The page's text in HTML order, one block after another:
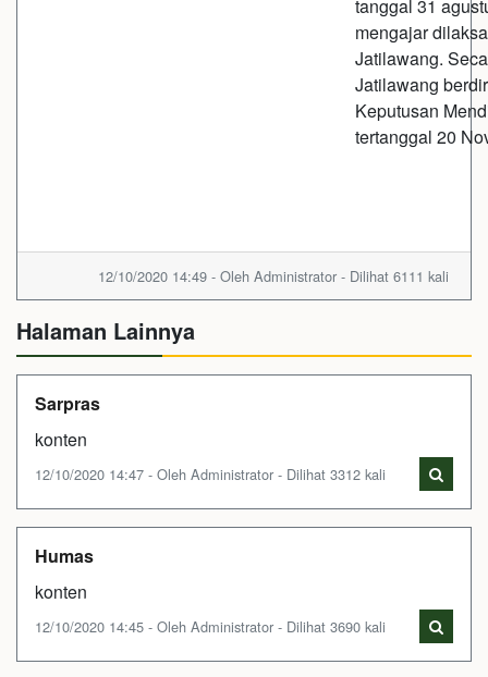
tanggal 31
mengajar
Jatilawang.
Jatilawang
Keputusan
tertanggal 20
12/10/2020 14:49 - Oleh Administrator - Dilihat 6111 kali
Halaman Lainnya
Sarpras
konten
12/10/2020 14:47 - Oleh Administrator - Dilihat 3312 kali
Humas
konten
12/10/2020 14:45 - Oleh Administrator - Dilihat 3690 kali